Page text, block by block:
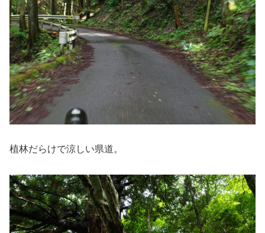
植林だらけで涼しい県道。